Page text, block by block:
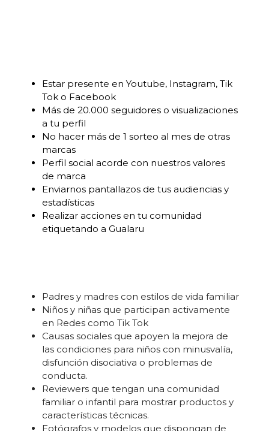
Estar presente en Youtube, Instagram, Tik
Tok o Facebook
Más de 20.000 seguidores o visualizaciones
a tu perfil
No hacer más de 1 sorteo al mes de otras
marcas
Perfil social acorde con nuestros valores
de marca
Enviarnos pantallazos de tus audiencias y
estadísticas
Realizar acciones en tu comunidad
etiquetando a Gualaru
Padres y madres con estilos de vida familiar
Niños y niñas que participan activamente
en Redes como Tik Tok
Causas sociales que apoyen la mejora de
las condiciones para niños con minusvalía,
disfunción disociativa o problemas de
conducta.
Reviewers que tengan una comunidad
familiar o infantil para mostrar productos y
características técnicas.
Fotógrafos y modelos que dispongan de